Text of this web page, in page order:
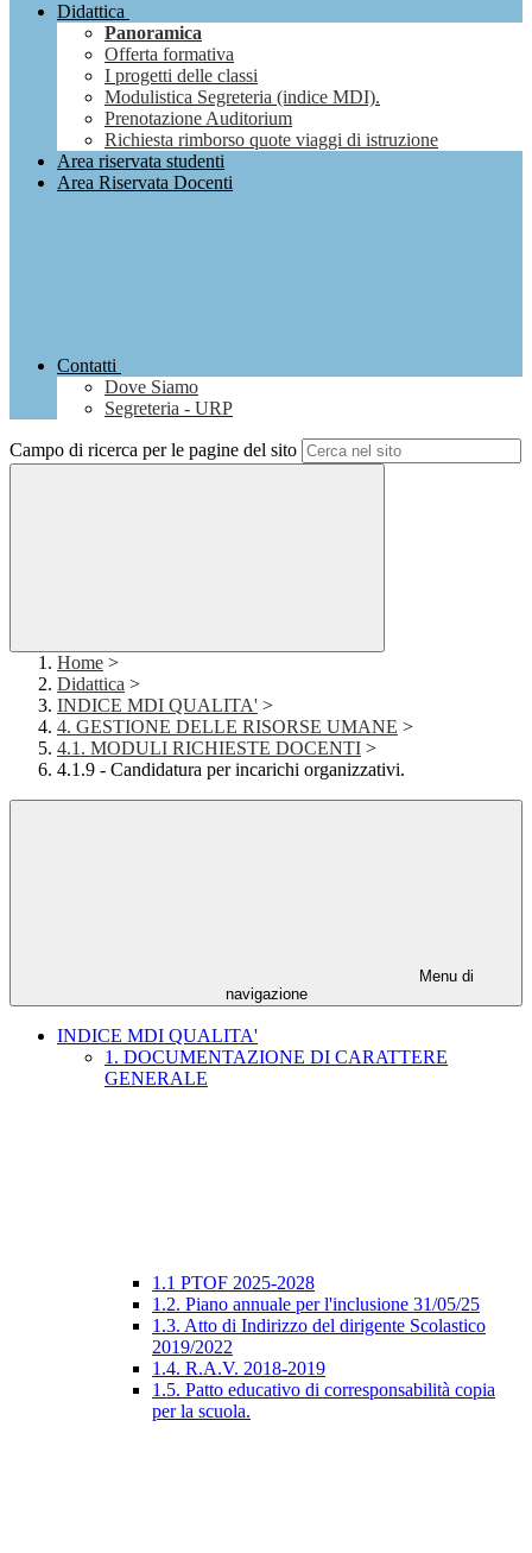
Didattica
Panoramica
Offerta formativa
I progetti delle classi
Modulistica Segreteria (indice MDI).
Prenotazione Auditorium
Richiesta rimborso quote viaggi di istruzione
Area riservata studenti
Area Riservata Docenti
Contatti
Dove Siamo
Segreteria - URP
Campo di ricerca per le pagine del sito
Home >
Didattica >
INDICE MDI QUALITA' >
4. GESTIONE DELLE RISORSE UMANE >
4.1. MODULI RICHIESTE DOCENTI >
4.1.9 - Candidatura per incarichi organizzativi.
Menu di
navigazione
INDICE MDI QUALITA'
1. DOCUMENTAZIONE DI CARATTERE
GENERALE
1.1 PTOF 2025-2028
1.2. Piano annuale per l'inclusione 31/05/25
1.3. Atto di Indirizzo del dirigente Scolastico
2019/2022
1.4. R.A.V. 2018-2019
1.5. Patto educativo di corresponsabilità copia
per la scuola.